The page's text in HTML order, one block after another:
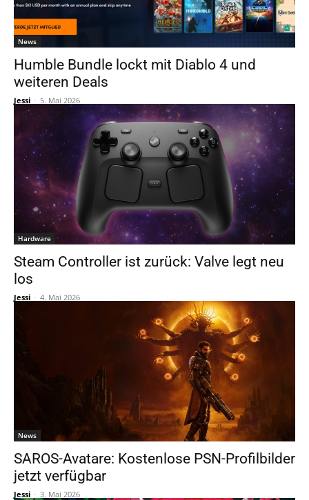
News
Humble Bundle lockt mit Diablo 4 und
weiteren Deals
Jessi - 5. Mai 2026
Hardware
Steam Controller ist zurück: Valve legt neu
los
Jessi - 4. Mai 2026
News
SAROS-Avatare: Kostenlose PSN-Profilbilder
jetzt verfügbar
Jessi - 3. Mai 2026